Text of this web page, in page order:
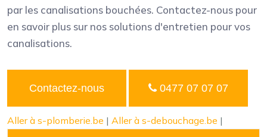
par les canalisations bouchées. Contactez-nous pour
en savoir plus sur nos solutions d'entretien pour vos
canalisations.
Contactez-nous 0477 07 07 07
Aller à s-plomberie.be | Aller à s-debouchage.be |